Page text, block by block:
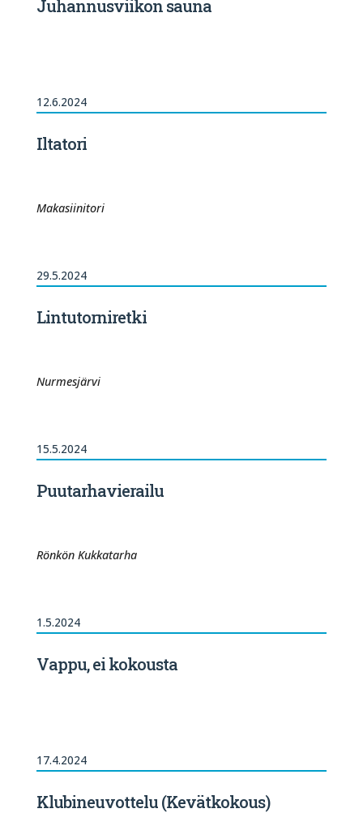
Juhannusviikon sauna
12.6.2024
Iltatori
Makasiinitori
29.5.2024
Lintutorniretki
Nurmesjärvi
15.5.2024
Puutarhavierailu
Rönkön Kukkatarha
1.5.2024
Vappu, ei kokousta
17.4.2024
Klubineuvottelu (Kevätkokous)